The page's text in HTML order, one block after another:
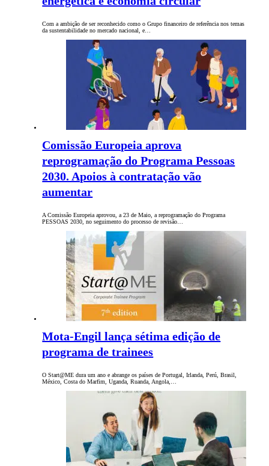
Com a ambição de ser reconhecido como o Grupo financeiro de referência nos temas
da sustentabilidade no mercado nacional, e…
Comissão Europeia aprova
reprogramação do Programa Pessoas
2030. Apoios à contratação vão
aumentar
A Comissão Europeia aprovou, a 23 de Maio, a reprogramação do Programa
PESSOAS 2030, no seguimento do processo de revisão…
Mota-Engil lança sétima edição de
programa de trainees
O Start@ME dura um ano e abrange os países de Portugal, Irlanda, Perú, Brasil,
México, Costa do Marfim, Uganda, Ruanda, Angola,…